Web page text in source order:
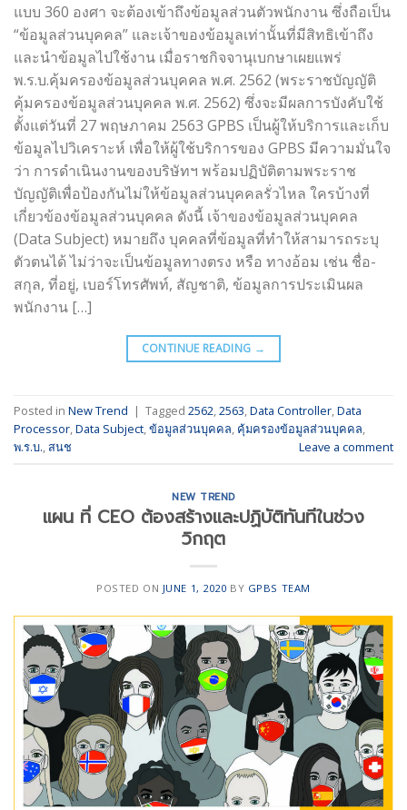
แบบ 360 องศา จะต้องเข้าถึงข้อมูลส่วนตัวพนักงาน ซึ่งถือเป็น
“ข้อมูลส่วนบุคคล” และเจ้าของข้อมูลเท่านั้นที่มีสิทธิเข้าถึง
และนำข้อมูลไปใช้งาน เมื่อราชกิจจานุเบกษาเผยแพร่
พ.ร.บ.คุ้มครองข้อมูลส่วนบุคคล พ.ศ. 2562 (พระราชบัญญัติ
คุ้มครองข้อมูลส่วนบุคคล พ.ศ. 2562) ซึ่งจะมีผลการบังคับใช้
ตั้งแต่วันที่ 27 พฤษภาคม 2563 GPBS เป็นผู้ให้บริการและเก็บ
ข้อมูลไปวิเคราะห์ เพื่อให้ผู้ใช้บริการของ GPBS มีความมั่นใจ
ว่า การดำเนินงานของบริษัทฯ พร้อมปฏิบัติตามพระราช
บัญญัติเพื่อป้องกันไม่ให้ข้อมูลส่วนบุคคลรั่วไหล ใครบ้างที่
เกี่ยวข้องข้อมูลส่วนบุคคล ดังนี้ เจ้าของข้อมูลส่วนบุคคล
(Data Subject) หมายถึง บุคคลที่ข้อมูลที่ทำให้สามารถระบุ
ตัวตนได้ ไม่ว่าจะเป็นข้อมูลทางตรง หรือ ทางอ้อม เช่น ชื่อ-
สกุล, ที่อยู่, เบอร์โทรศัพท์, สัญชาติ, ข้อมูลการประเมินผล
พนักงาน […]
CONTINUE READING →
Posted in New Trend | Tagged 2562,2563,Data Controller,Data
Processor,Data Subject,ข้อมูลส่วนบุคคล, คุ้มครองข้อมูลส่วนบุคคล,
พ.ร.บ.,สนช Leave a comment
NEW TREND
แผน ที่ CEO ต้องสร้างและปฏิบัติทันทีในช่วง
วิกฤต
POSTED ON JUNE 1, 2020 BY GPBS TEAM